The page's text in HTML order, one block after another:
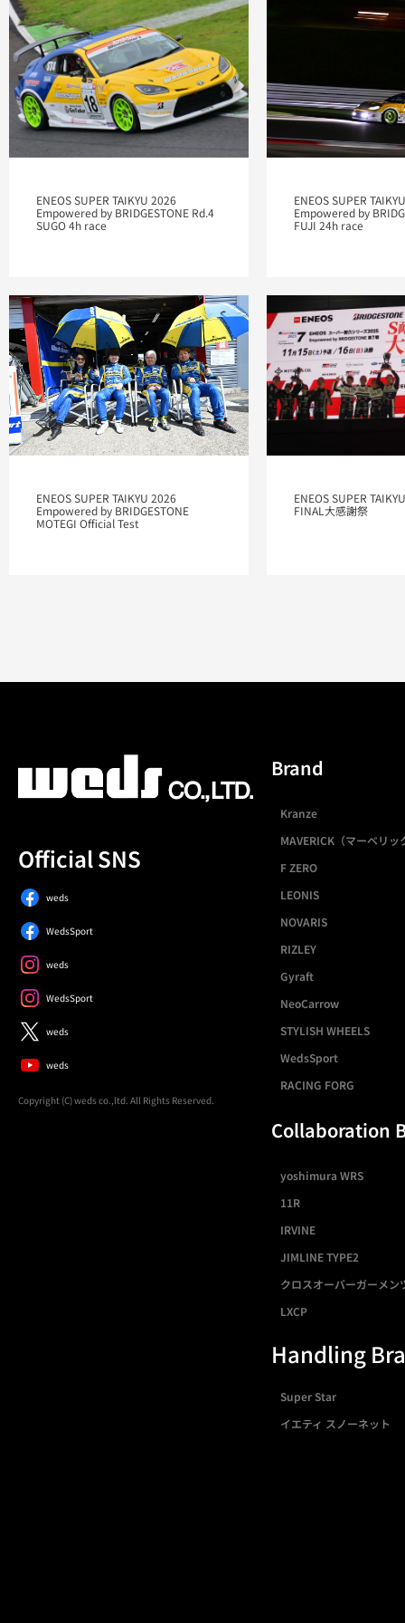
ENEOS SUPER TAIKYU 2026
Empowered by BRIDGESTONE Rd.4
SUGO 4h race
ENEOS SUPER
Empowered by
FUJI 24h race
ENEOS SUPER TAIKYU 2026
Empowered by BRIDGESTONE
MOTEGI Official Test
ENEOS SUPER
FINAL大感謝祭
Official SNS
weds
WedsSport
weds
WedsSport
weds
weds
Copyright (C) weds co.,ltd. All Rights Reserved.
Brand
Kranze
MAVERICK（マーベリッ
F ZERO
LEONIS
NOVARIS
RIZLEY
Gyraft
NeoCarrow
STYLISH WHEELS
WedsSport
RACING FORG
Collaboration
yoshimura WRS
11R
IRVINE
JIMLINE TYPE2
クロスオーバーガーメン
LXCP
Handling
Super Star
イエティ スノーネット